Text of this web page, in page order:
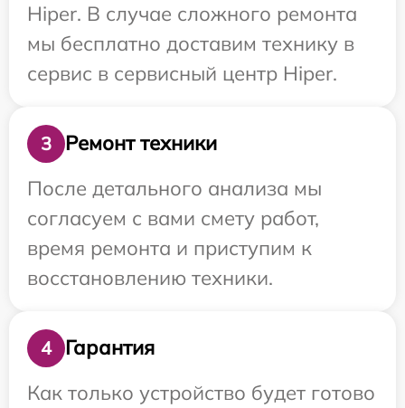
Hiper. В случае сложного ремонта
мы бесплатно доставим технику в
сервис в сервисный центр Hiper.
3
Ремонт техники
После детального анализа мы
согласуем с вами смету работ,
время ремонта и приступим к
восстановлению техники.
4
Гарантия
Как только устройство будет готово